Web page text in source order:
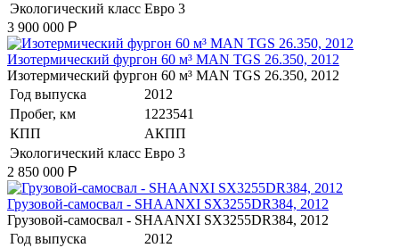
Экологический класс Евро 3
3 900 000 Р
Изотермический фургон 60 м³ MAN TGS 26.350, 2012
Изотермический фургон 60 м³ MAN TGS 26.350, 2012
Год выпуска
2012
Пробег, км
1223541
КПП
АКПП
Экологический класс Евро 3
2 850 000 Р
Грузовой-самосвал - SHAANXI SX3255DR384, 2012
Грузовой-самосвал - SHAANXI SX3255DR384, 2012
Год выпуска
2012